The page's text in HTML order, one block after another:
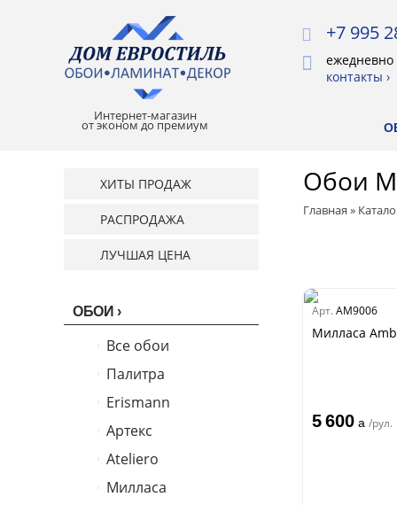
Интернет-магазин
от эконом до премиум
+7 995
контакты ›
ХИТЫ ПРОДАЖ
РАСПРОДАЖА
ЛУЧШАЯ ЦЕНА
ОБОИ
Все обои
Палитра
Палитра
Erismann
Erismann
Артекс
Артекс
Ateliero
Ateliero
Милласа
Обои
Главная »
Арт. AM9006
Милласа
5 600 a /рул.